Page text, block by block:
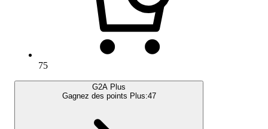
75
G2A Plus
Gagnez des points Plus:47